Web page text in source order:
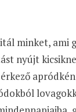
minket, ami
nyújt